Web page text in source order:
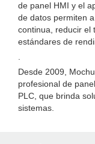
de panel HMI y el
de datos permiten
continua, reducir el
estándares de
Desde 2009,
profesional de
PLC, que brinda
sistemas.